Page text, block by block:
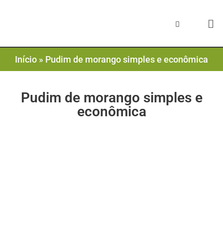
Início » Pudim de morango simples e econômica
Pudim de morango simples e
econômica